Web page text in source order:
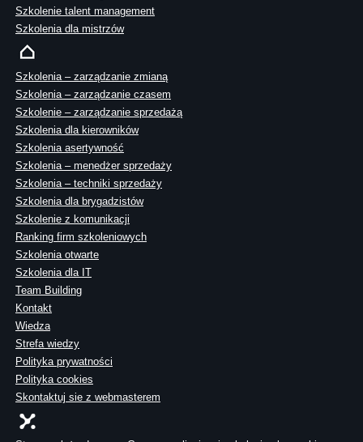
Szkolenie talent management
Szkolenia dla mistrzów
Szkolenia – zarządzanie zmianą
Szkolenia – zarządzanie czasem
Szkolenie – zarządzanie sprzedażą
Szkolenia dla kierowników
Szkolenia asertywność
Szkolenia – menedżer sprzedaży
Szkolenia – techniki sprzedaży
Szkolenia dla brygadzistów
Szkolenie z komunikacji
Ranking firm szkoleniowych
Szkolenia otwarte
Szkolenia dla IT
Team Building
Kontakt
Wiedza
Strefa wiedzy
Polityka prywatności
Polityka cookies
Skontaktuj sie z webmasterem